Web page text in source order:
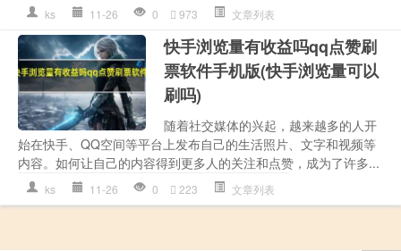
ks 11-26 0 973 文章列表
快手浏览量有收益吗qq点赞刷
票软件手机版(快手浏览量可以
刷吗)
随着社交媒体的兴起，越来越多的人开
始在快手、QQ空间等平台上发布自己的生活照片、文字和视频等
内容。如何让自己的内容得到更多人的关注和点赞，成为了许多...
ks 11-26 0 223 文章列表